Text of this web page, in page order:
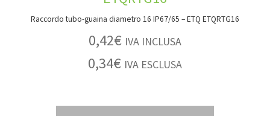
Raccordo tubo-guaina diametro 16 IP67/65 – ETQ ETQRTG16
0,42€ IVA INCLUSA
0,34€ IVA ESCLUSA